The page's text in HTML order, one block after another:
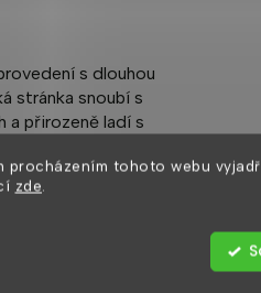
procházením tohoto webu
zde.
s dlouhou
stránka snoubí s
a přirozeně ladí s